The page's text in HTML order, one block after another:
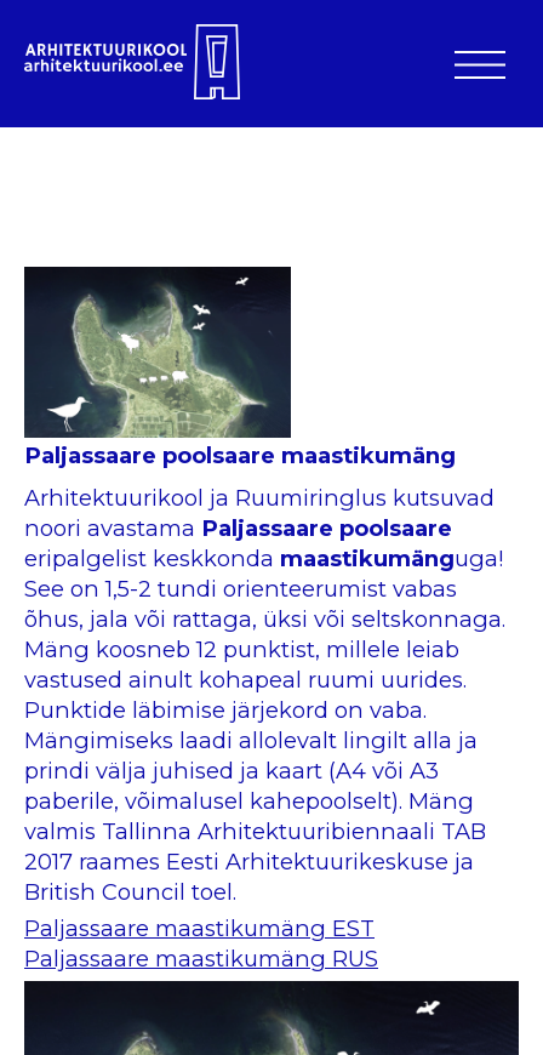
Paljassaare poolsaare maastikumäng
Arhitektuurikool ja Ruumiringlus kutsuvad
noori avastama Paljassaare poolsaare
eripalgelist keskkonda maastikumänguga!
See on 1,5-2 tundi orienteerumist vabas
õhus, jala või rattaga, üksi või seltskonnaga.
Mäng koosneb 12 punktist, millele leiab
vastused ainult kohapeal ruumi uurides.
Punktide läbimise järjekord on vaba.
Mängimiseks laadi allolevalt lingilt alla ja
prindi välja juhised ja kaart (A4 või A3
paberile, võimalusel kahepoolselt). Mäng
valmis Tallinna Arhitektuuribiennaali TAB
2017 raames Eesti Arhitektuurikeskuse ja
British Council toel.
Paljassaare maastikumäng EST
Paljassaare maastikumäng RUS